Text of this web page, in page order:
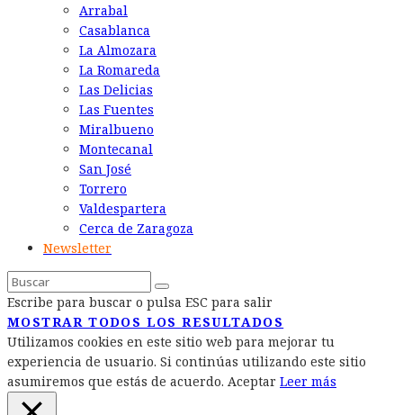
Arrabal
Casablanca
La Almozara
La Romareda
Las Delicias
Las Fuentes
Miralbueno
Montecanal
San José
Torrero
Valdespartera
Cerca de Zaragoza
Newsletter
Escribe para buscar o pulsa ESC para salir
MOSTRAR TODOS LOS RESULTADOS
Utilizamos cookies en este sitio web para mejorar tu
experiencia de usuario. Si continúas utilizando este sitio
asumiremos que estás de acuerdo. Aceptar Leer más